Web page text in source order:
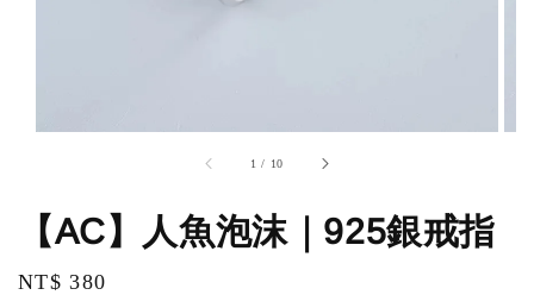
1 / 10
【AC】人魚泡沫｜925銀戒指
Regular
NT$ 380